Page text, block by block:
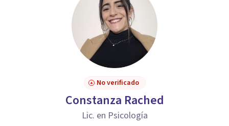
No verificado
Constanza Rached
Lic. en Psicología